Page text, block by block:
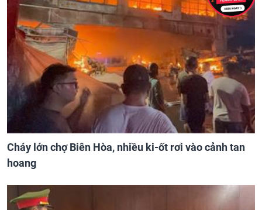
Cháy lớn chợ Biên Hòa, nhiều ki-ốt rơi vào cảnh tan
hoang